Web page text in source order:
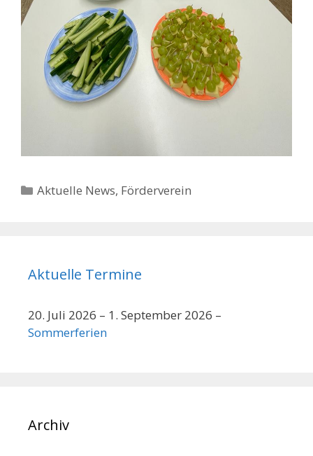
Kategorien
Aktuelle News, Förderverein
Aktuelle Termine
20. Juli 2026 – 1. September 2026 –
Sommerferien
Archiv